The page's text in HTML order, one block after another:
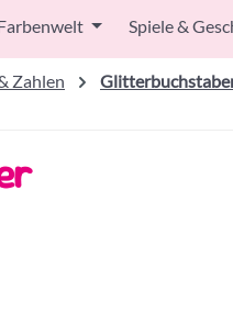
Spiele &
Zahlen